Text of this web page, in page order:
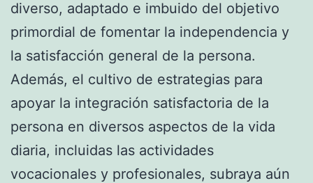
diverso, adaptado e imbuido del objetivo
primordial de fomentar la independencia y
la satisfacción general de la persona.
Además, el cultivo de estrategias para
apoyar la integración satisfactoria de la
persona en diversos aspectos de la vida
diaria, incluidas las actividades
vocacionales y profesionales, subraya aún